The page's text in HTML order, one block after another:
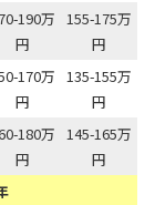
190万
円
155-175万
円
170万
円
135-155万
円
180万
円
145-165万
円